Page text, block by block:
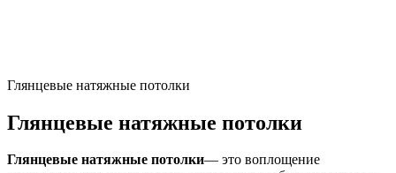
Глянцевые натяжные потолки
Глянцевые натяжные потолки
Глянцевые натяжные потолки— это воплощение